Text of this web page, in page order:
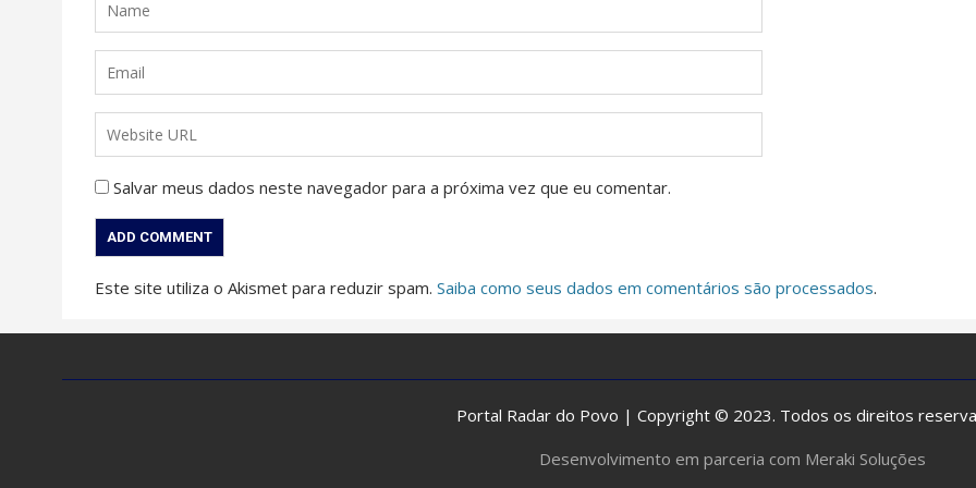
Salvar meus dados neste navegador para a próxima vez que eu comentar.
Este site utiliza o Akismet para reduzir spam. Saiba como seus dados em comentários são processados.
Portal Radar do Povo | Copyright © 2023. Todos os direitos
Desenvolvimento em parceria com Meraki Soluções